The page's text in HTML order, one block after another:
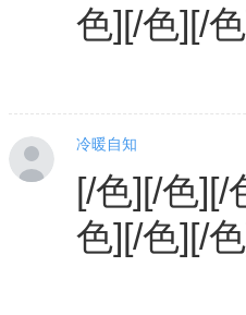
色][/色][/
冷暖自知
[/色][/色][/
色][/色][/